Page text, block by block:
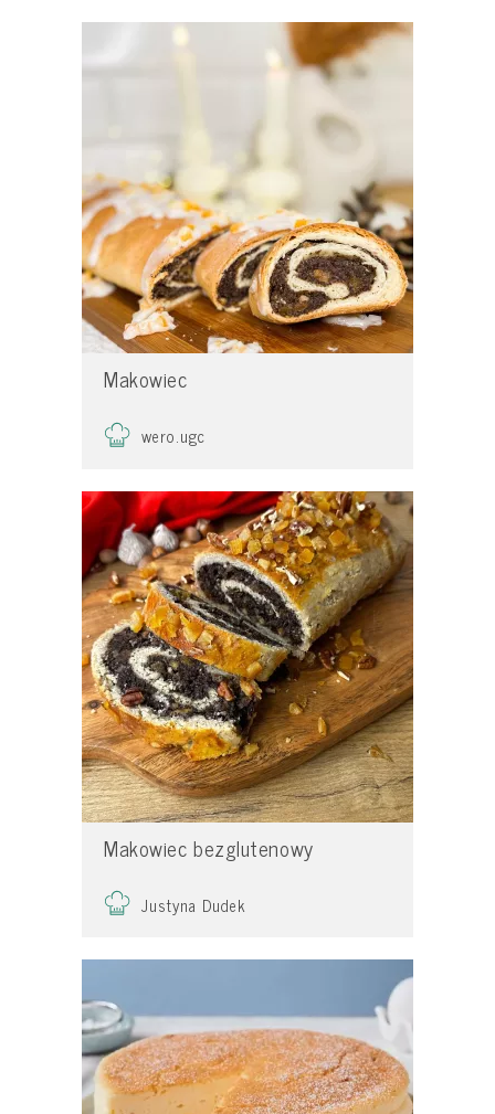
Makowiec
wero.ugc
Makowiec bezglutenowy
Justyna Dudek